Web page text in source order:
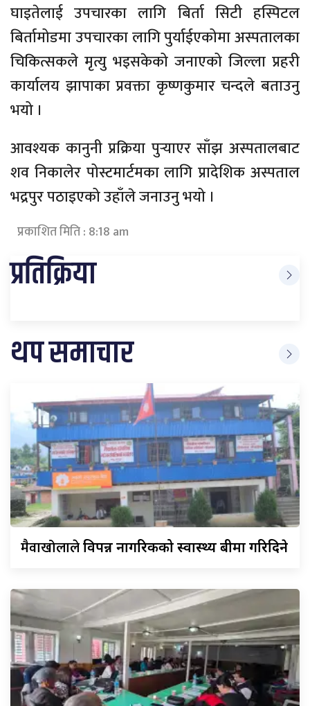
घाइतेलाई उपचारका लागि बिर्ता सिटी हस्पिटल
बिर्तामोडमा उपचारका लागि पुर्याईएकोमा अस्पतालका
चिकित्सकले मृत्यु भइसकेको जनाएको जिल्ला प्रहरी
कार्यालय झापाका प्रवक्ता कृष्णकुमार चन्दले बताउनु
भयो ।
आवश्यक कानुनी प्रक्रिया पुर्‍याएर साँझ अस्पतालबाट
शव निकालेर पोस्टमार्टमका लागि प्रादेशिक अस्पताल
भद्रपुर पठाइएको उहाँले जनाउनु भयो ।
प्रकाशित मिति : 8:18 am
प्रतिक्रिया
थप समाचार
मैवाखोलालेविपन्न नागरिकको स्वास्थ्य बीमा गरिदिने